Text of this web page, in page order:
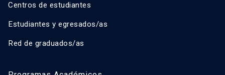
Centros de estudiantes
Estudiantes y egresados/as
Red de graduados/as